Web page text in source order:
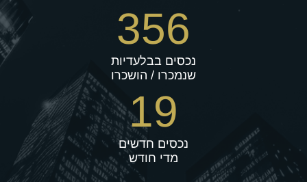
356
נכסים בבלעדיות
שנמכרו / הושכרו
19
נכסים חדשים
מדי חודש